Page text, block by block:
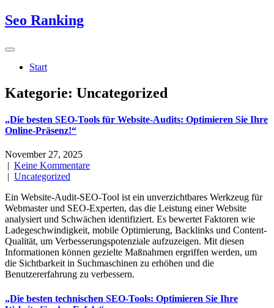
Skip
to
Seo Ranking
Start
Kategorie: Uncategorized
„Die besten SEO-Tools für Website-Audits: Optimieren Sie Ihre
Online-Präsenz!“
November 27, 2025
| Keine Kommentare
| Uncategorized
Ein Website-Audit-SEO-Tool ist ein unverzichtbares Werkzeug für
Webmaster und SEO-Experten, das die Leistung einer Website
analysiert und Schwächen identifiziert. Es bewertet Faktoren wie
Ladegeschwindigkeit, mobile Optimierung, Backlinks und Content-
Qualität, um Verbesserungspotenziale aufzuzeigen. Mit diesen
Informationen können gezielte Maßnahmen ergriffen werden, um
die Sichtbarkeit in Suchmaschinen zu erhöhen und die
Benutzererfahrung zu verbessern.
„Die besten technischen SEO-Tools: Optimieren Sie Ihre